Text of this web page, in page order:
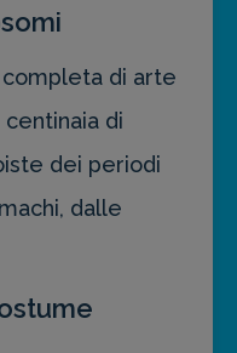
di arte
di
dei periodi
dalle